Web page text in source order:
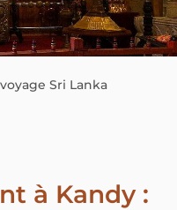
Sri Lanka
à Kandy :